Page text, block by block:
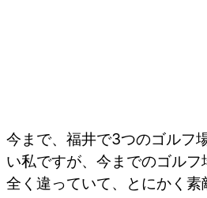
今まで、福井で3つのゴルフ
い私ですが、今までのゴルフ
全く違っていて、とにかく素